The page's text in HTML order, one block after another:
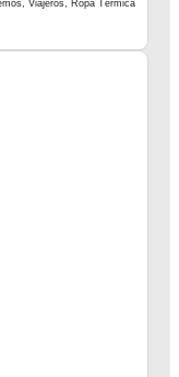
Viajeros, Ropa Térmica